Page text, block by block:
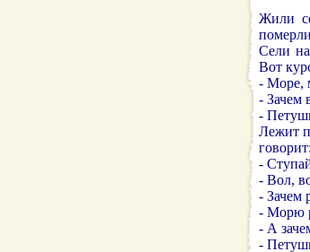
Жили
Сели
Вот
- Море,
- Зачем
-
Лежит
говорит:
-
- Вол,
- Зачем
- Морю
- А
-